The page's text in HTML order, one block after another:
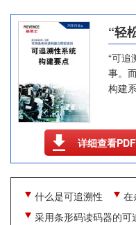
“轻
“可追
事。
构建系
详细查看PDF
什么是可追溯性
在
采用条形码读码器的可